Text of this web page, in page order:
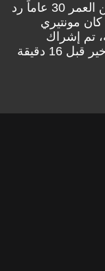
أن المهاجم البالغ من العمر 30 عاماً رد
مونتيري
تم إشراك
الشاب خواكين موكسيكا في التبديل الأخير قبل 16 دقيقة